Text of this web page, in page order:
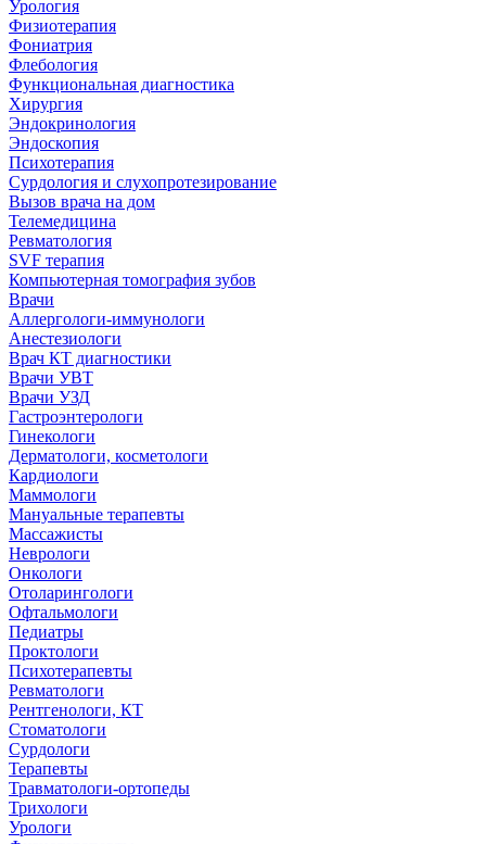
Урология
Физиотерапия
Фониатрия
Флебология
Функциональная диагностика
Хирургия
Эндокринология
Эндоскопия
Психотерапия
Сурдология и слухопротезирование
Вызов врача на дом
Телемедицина
Ревматология
SVF терапия
Компьютерная томография зубов
Врачи
Аллергологи-иммунологи
Анестезиологи
Врач КТ диагностики
Врачи УВТ
Врачи УЗД
Гастроэнтерологи
Гинекологи
Дерматологи, косметологи
Кардиологи
Маммологи
Мануальные терапевты
Массажисты
Неврологи
Онкологи
Отоларингологи
Офтальмологи
Педиатры
Проктологи
Психотерапевты
Ревматологи
Рентгенологи, КТ
Стоматологи
Сурдологи
Терапевты
Травматологи-ортопеды
Трихологи
Урологи